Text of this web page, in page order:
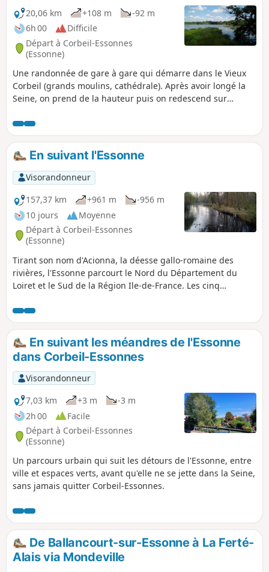
20,06 km +108 m
-92 m
6h 00
Difficile
Départ à Corbeil-Essonnes
(Essonne)
Une randonnée de gare à gare qui démarre dans le Vieux
Corbeil (grands moulins, cathédrale). Après avoir longé la
Seine, on prend de la hauteur puis on redescend sur
s'achève par la traversée du Parc de Villeroy, dans une
ambiance très forestière, puis l'exploration du Marais de
Fonteanay et ses observatoires à oiseaux.
En suivant l'Essonne
Visorandonneur
157,37 km
+961 m
-956 m
10 jours
Moyenne
Départ à Corbeil-Essonnes
(Essonne)
Tirant son nom d'Acionna, la déesse gallo-romaine des
rivières, l'Essonne parcourt le Nord du Département du
Loiret et le Sud de la Région Ile-de-France. Les cinq
dernières le remontent. Ces neuf étapes sont accessibles en
train. Une étape, non accessible en train, fait une boucle en
amont. L'itinéraire alterne les chemins le long de la rivière,
les passages dans les bois et ceux sur des plateaux cultivés.
En suivant les méandres de l'Essonne
dans Corbeil-Essonnes
Visorandonneur
7,03 km
+3 m
-3 m
2h 00
Facile
Départ à Corbeil-Essonnes
(Essonne)
Un parcours urbain qui suit les détours de l'Essonne, entre
ville et espaces verts, avant qu'elle ne se jette dans la Seine,
sans jamais quitter Corbeil-Essonnes.
De Ballancourt-sur-Essonne à La Ferté-
Alais via Mondeville